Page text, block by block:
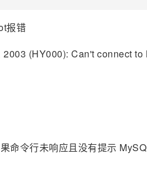
报错
(HY000): Can't connect to
命令行未响应且没有提示